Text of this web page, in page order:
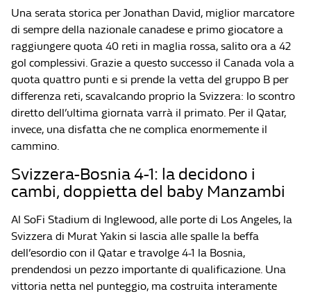
Una serata storica per Jonathan David, miglior marcatore
di sempre della nazionale canadese e primo giocatore a
raggiungere quota 40 reti in maglia rossa, salito ora a 42
gol complessivi. Grazie a questo successo il Canada vola a
quota quattro punti e si prende la vetta del gruppo B per
differenza reti, scavalcando proprio la Svizzera: lo scontro
diretto dell’ultima giornata varrà il primato. Per il Qatar,
invece, una disfatta che ne complica enormemente il
cammino.
Svizzera-Bosnia 4-1: la decidono i
cambi, doppietta del baby Manzambi
Al SoFi Stadium di Inglewood, alle porte di Los Angeles, la
Svizzera di Murat Yakin si lascia alle spalle la beffa
dell’esordio con il Qatar e travolge 4-1 la Bosnia,
prendendosi un pezzo importante di qualificazione. Una
vittoria netta nel punteggio, ma costruita interamente